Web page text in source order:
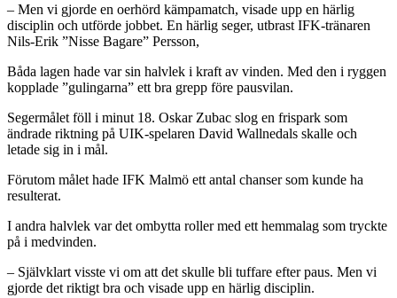
– Men vi gjorde en oerhörd kämpamatch, visade upp en härlig
disciplin och utförde jobbet. En härlig seger, utbrast IFK-tränaren
Nils-Erik ”Nisse Bagare” Persson,
Båda lagen hade var sin halvlek i kraft av vinden. Med den i ryggen
kopplade ”gulingarna” ett bra grepp före pausvilan.
Segermålet föll i minut 18. Oskar Zubac slog en frispark som
ändrade riktning på UIK-spelaren David Wallnedals skalle och
letade sig in i mål.
Förutom målet hade IFK Malmö ett antal chanser som kunde ha
resulterat.
I andra halvlek var det ombytta roller med ett hemmalag som tryckte
på i medvinden.
– Självklart visste vi om att det skulle bli tuffare efter paus. Men vi
gjorde det riktigt bra och visade upp en härlig disciplin.